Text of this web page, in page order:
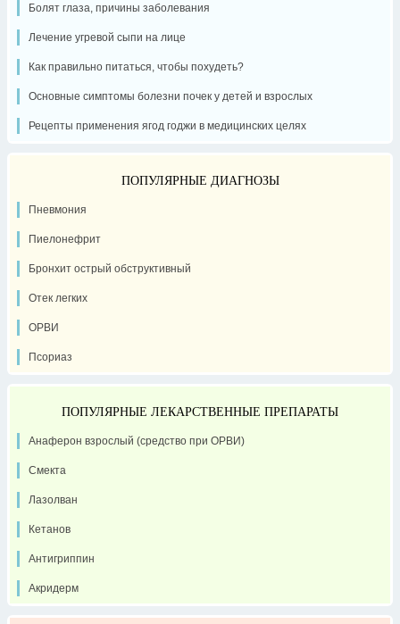
Болят глаза, причины заболевания
Лечение угревой сыпи на лице
Как правильно питаться, чтобы похудеть?
Основные симптомы болезни почек у детей и взрослых
Рецепты применения ягод годжи в медицинских целях
ПОПУЛЯРНЫЕ ДИАГНОЗЫ
Пневмония
Пиелонефрит
Бронхит острый обструктивный
Отек легких
ОРВИ
Псориаз
ПОПУЛЯРНЫЕ ЛЕКАРСТВЕННЫЕ ПРЕПАРАТЫ
Анаферон взрослый (средство при ОРВИ)
Смекта
Лазолван
Кетанов
Антигриппин
Акридерм